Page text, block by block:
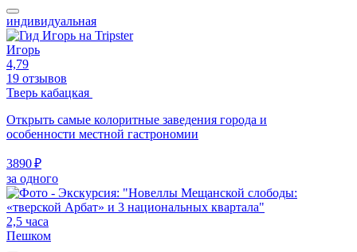
индивидуальная
Игорь
4,79
19 отзывов
Тверь кабацкая
Открыть самые колоритные заведения города и
особенности местной гастрономии
3890 ₽
за одного
2,5 часа
Пешком